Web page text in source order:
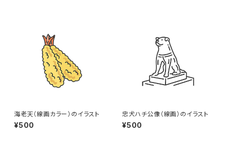
海老天（線画カラー）のイラスト
¥500
忠犬ハチ公像（線画）のイラスト
¥500